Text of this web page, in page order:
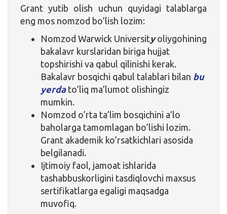
Grant yutib olish uchun quyidagi talablarga
eng mos nomzod bo’lish lozim:
Nomzod Warwick Universityoliygohining
bakalavr kurslaridan biriga hujjat
topshirishi va qabul qilinishi kerak.
Bakalavr bosqichi qabul talablari bilan bu
yerdato’liq ma’lumot olishingiz
mumkin.
Nomzod o’rta ta’lim bosqichini a’lo
baholarga tamomlagan bo’lishi lozim.
Grant akademik ko’rsatkichlari asosida
belgilanadi.
Ijtimoiy faol, jamoat ishlarida
tashabbuskorligini tasdiqlovchi maxsus
sertifikatlarga egaligi maqsadga
muvofiq.